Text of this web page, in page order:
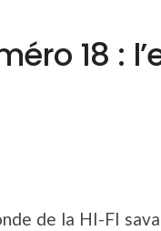
18 :
de la HI-FI